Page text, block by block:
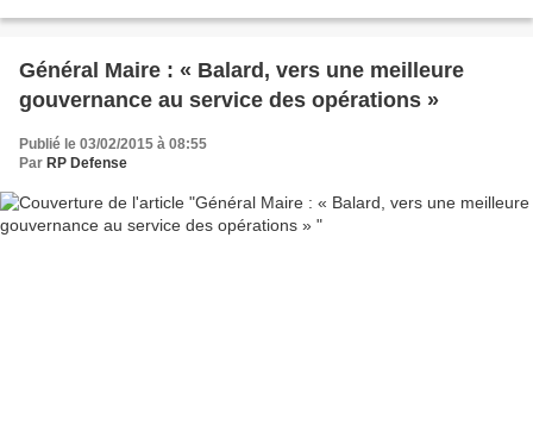
Général Maire : « Balard, vers une meilleure
gouvernance au service des opérations »
Publié le 03/02/2015 à 08:55
Par RP Defense